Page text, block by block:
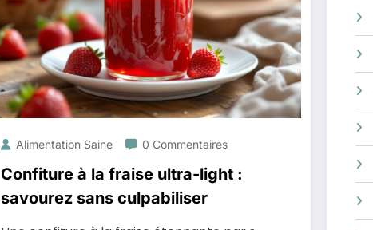
Alimentation Saine 0 Commentaires
Confiture à la fraise ultra-light :
savourez sans culpabiliser